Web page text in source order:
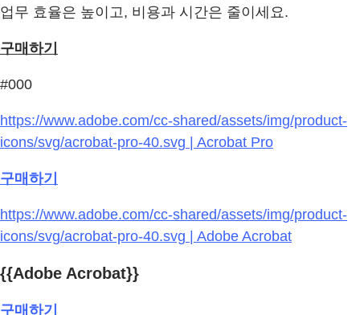
업무 효율은 높이고, 비용과 시간은 줄이세요.
구매하기
#000
https://www.adobe.com/cc-shared/assets/img/product-
icons/svg/acrobat-pro-40.svg | Acrobat Pro
구매하기
https://www.adobe.com/cc-shared/assets/img/product-
icons/svg/acrobat-pro-40.svg | Adobe Acrobat
{{Adobe Acrobat}}
구매하기